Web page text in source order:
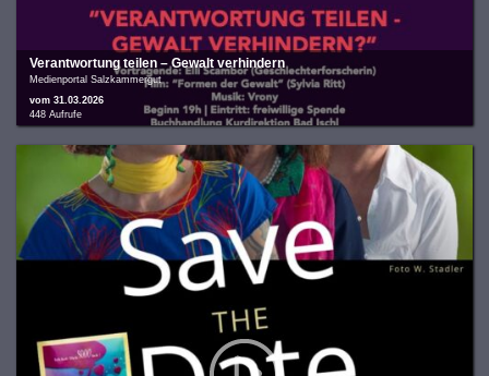
Verantwortung teilen – Gewalt verhindern
Medienportal Salzkammergut
vom 31.03.2026
448 Aufrufe